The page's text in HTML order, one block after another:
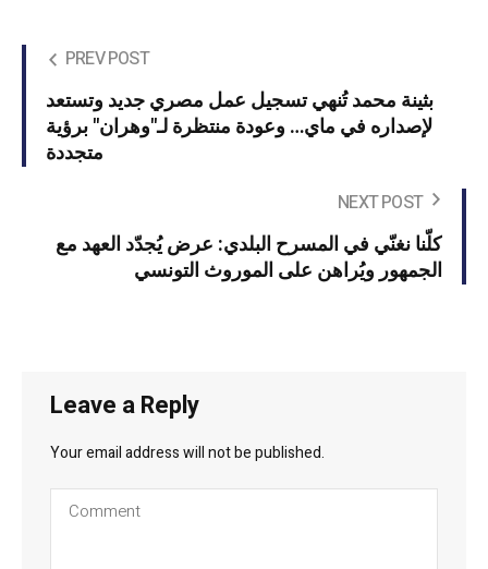
PREV POST
بثينة محمد تُنهي تسجيل عمل مصري جديد وتستعد
لإصداره في ماي… وعودة منتظرة لـ"وهران" برؤية
متجددة
NEXT POST
كلّنا نغنّي في المسرح البلدي: عرض يُجدّد العهد مع
الجمهور ويُراهن على الموروث التونسي
Leave a Reply
Your email address will not be published.